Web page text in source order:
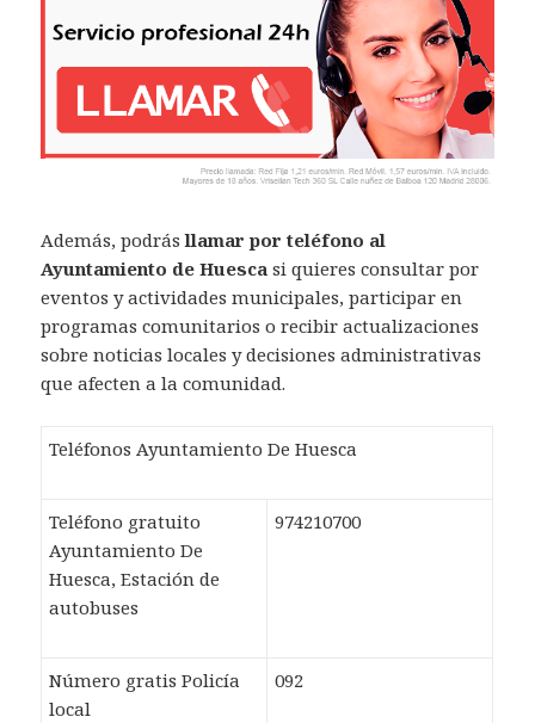
Además, podrás llamar por teléfono al
Ayuntamiento de Huesca si quieres consultar por
eventos y actividades municipales, participar en
programas comunitarios o recibir actualizaciones
sobre noticias locales y decisiones administrativas
que afecten a la comunidad.
Teléfonos Ayuntamiento De Huesca
Teléfono gratuito
Ayuntamiento De
Huesca, Estación de
autobuses
974210700
Número gratis Policía
local
092